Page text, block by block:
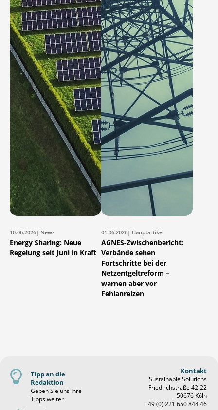
10.06.2026| News
Energy Sharing: Neue
Regelung seit Juni in Kraft
01.06.2026| Hauptartikel
AGNES-Zwischenbericht:
Verbände sehen
Fortschritte bei der
Netzentgeltreform –
warnen aber vor
Fehlanreizen
Tipp an die
Redaktion
Geben Sie uns Ihre
Tipps weiter
Kontakt
Sustainable Solutions
Friedrichstraße 42-22
50676 Köln
+49 (0) 221 650 844 46